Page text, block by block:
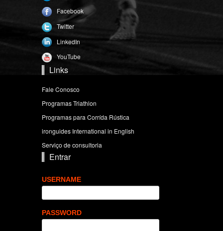
Facebook
Twitter
LinkedIn
YouTube
Links
Fale Conosco
Programas Triathlon
Programas para Corrída Rústica
ironguides International in English
Serviço de consultoria
Entrar
USERNAME
PASSWORD